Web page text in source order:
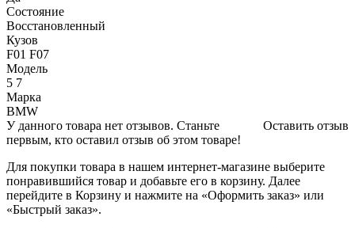
Состояние
Восстановленный
Кузов
F01 F07
Модель
5 7
Марка
BMW
Оставить отзыв
У данного товара нет отзывов. Станьте
первым, кто оставил отзыв об этом товаре!
Для покупки товара в нашем интернет-магазине выберите
понравившийся товар и добавьте его в корзину. Далее
перейдите в Корзину и нажмите на «Оформить заказ» или
«Быстрый заказ».